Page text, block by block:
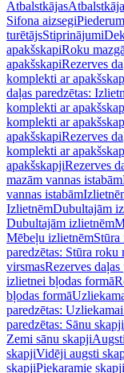
Atbalstkājas
Sifona aizsegi
turētājsStiprinājumi
apakšskapiRoku
apakšskapiRezerves
komplekti ar
daļas paredzētas:
komplekti ar
komplekti ar
apakšskapiRezerves
komplekti ar
apakšskapjiRezerves
mazām vannas istabām
vannas istabām
IzlietnēmDubultajām
Dubultajām izlietnēm
Mēbeļu izlietnēmStūra
paredzētas: Stūra roku
virsmasRezerves
izlietnei bļodas formā
bļodas formā
paredzētas:
paredzētas: Sānu skapji
Zemi sānu skapji
skapjiVidēji augsti
skapjiPiekaramie skapji